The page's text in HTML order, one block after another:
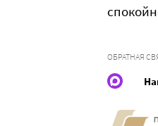
ОБРАТНАЯ